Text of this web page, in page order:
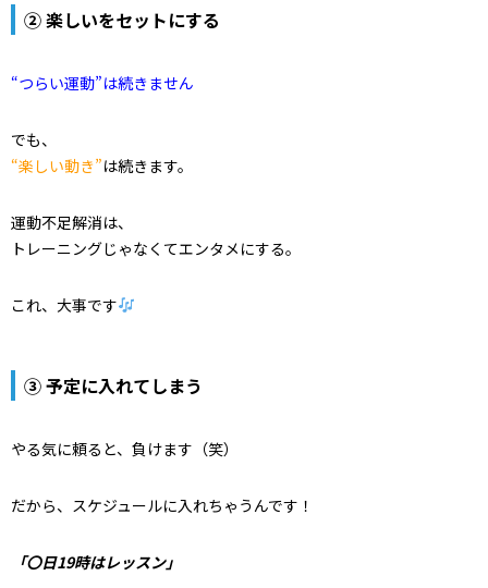
② 楽しいをセットにする
“つらい運動”は続きません
でも、
“楽しい動き”は続きます。
運動不足解消は、
トレーニングじゃなくてエンタメにする。
これ、大事です
③ 予定に入れてしまう
やる気に頼ると、負けます（笑）
だから、スケジュールに入れちゃうんです！
「〇日19時はレッスン」